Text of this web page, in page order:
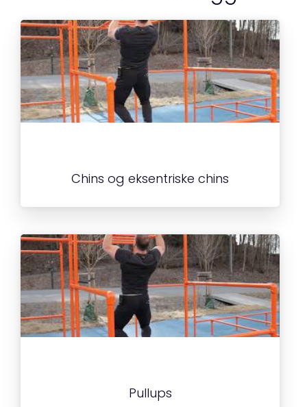
o
o
k
n e
st
Chins og eksentriske chins
Pullups